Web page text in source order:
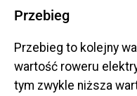
Przebieg
Przebieg to kolejny
wartość roweru
tym zwykle niższa